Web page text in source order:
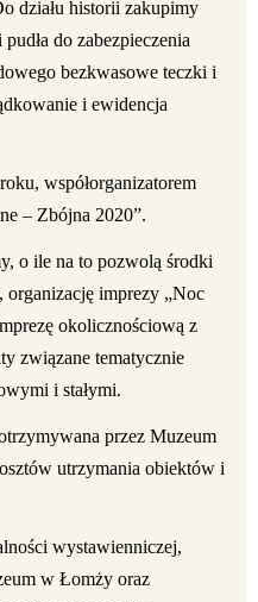
działu historii zakupimy
do zabezpieczenia
bezkwasowe teczki i
i ewidencja
współorganizatorem
– Zbójna 2020”.
o ile na to pozwolą środki
imprezy „Noc
okolicznościową z
związane tematycznie
i stałymi.
przez Muzeum
utrzymania obiektów i
wystawienniczej,
w Łomży oraz